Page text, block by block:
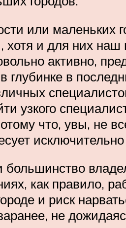
или маленьких
и для них
активно,
глубинке в
узкого
что, увы, не
как правило,
и риск
не